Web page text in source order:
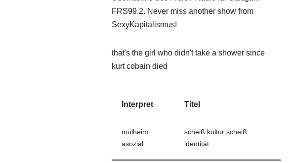
FRS99.2. Never miss another show from
SexyKapitalismus!
that's the girl who didn't take a shower since
kurt cobain died
Interpret Titel
mülheim
asozial
scheiß kultur scheiß
identität